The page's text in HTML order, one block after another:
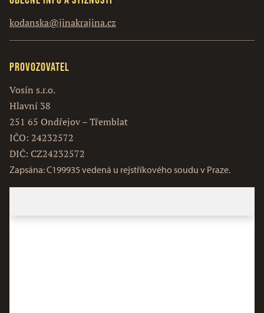
kodanska@jinakrajina.cz
Provozovatel
Vosín s.r.o.
Hlavní 38
251 65 Ondřejov – Třemblat
IČO: 24232572
DIČ: CZ24232572
Zapsána: C199935 vedená u rejstříkového soudu v Praze.